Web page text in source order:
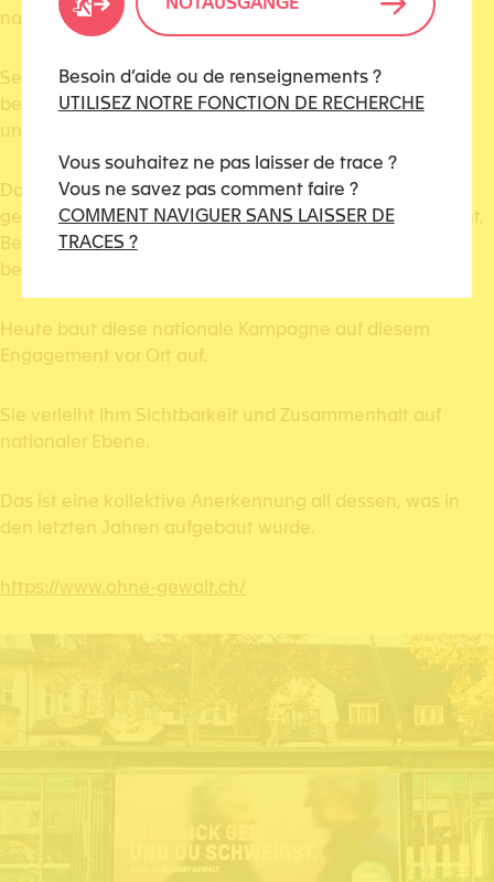
Besoin d’aide ou de renseignements ?
UTILISEZ NOTRE FONCTION DE RECHERCHE
Vous souhaitez ne pas laisser de trace ?
Vous ne savez pas comment faire ?
COMMENT NAVIGUER SANS LAISSER DE
TRACES ?
nationale Initiative gewartet, um zu handeln.
Seit Jahren leisten sie, oft im Hintergrund, eine
beeindruckende Arbeit der Sensibilisierung, Prävention
und Begleitung.
Dank ihres Engagements wurde das Schweigen
gebrochen, Unterstützungsangebote wurden ausgebaut,
Betroffene besser gehört und die Gesellschaft hat
begonnen, sich zu verändern.
Heute baut diese nationale Kampagne auf diesem
Engagement vor Ort auf.
Sie verleiht ihm Sichtbarkeit und Zusammenhalt auf
nationaler Ebene.
Das ist eine kollektive Anerkennung all dessen, was in
den letzten Jahren aufgebaut wurde.
https://www.ohne-gewalt.ch/